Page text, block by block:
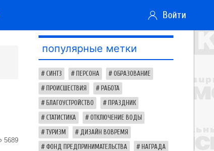
Войти
5689
популярные метки
СИНТЗ ПЕРСОНА ОБРАЗОВАНИЕ
ПРОИСШЕСТВИЯ РАБОТА
БЛАГОУСТРОЙСТВО ПРАЗДНИК
СТАТИСТИКА ОТКЛЮЧЕНИЕ ВОДЫ
ТУРИЗМ ДИЗАЙН ВОВРЕМЯ
ФОНД ПРЕДПРИНИМАТЕЛЬСТВА НАГРАДА